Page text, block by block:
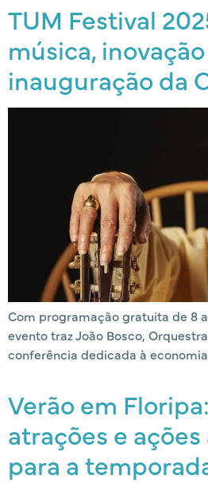
TUM Festival
música,
inauguração da
Com programação gratuita de 8
evento traz João Bosco,
conferência dedicada à
Verão em
atrações e
para a